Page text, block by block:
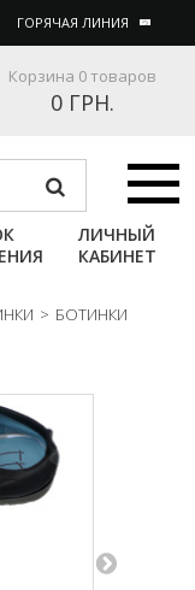
ГОРЯЧАЯ ЛИНИЯ
Корзина 0 товаров
0 ГРН.
ЛИЧНЫЙ
КАБИНЕТ
> БОТИНКИ